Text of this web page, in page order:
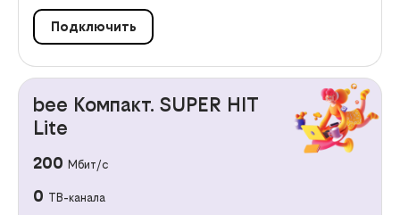
Подключить
bee Компакт. SUPER HIT
Lite
200 Мбит/с
0 ТВ-канала